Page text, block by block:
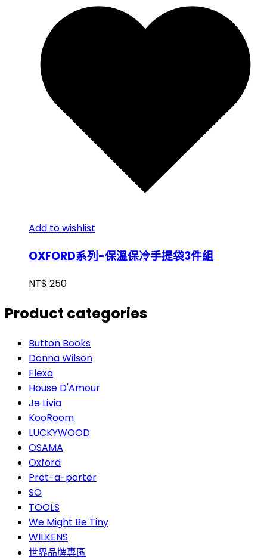
Add to wishlist
OXFORD系列-保溫保冷手提袋3件組
NT$ 250
Product categories
Button Books
Donna Wilson
Flexa
House D'Amour
Je Livia
KooRoom
LUCKYWOOD
OSAMA
Oxford
Pret-a-porter
SO
TOOLS
We Might Be Tiny
WILKENS
世界品牌專區